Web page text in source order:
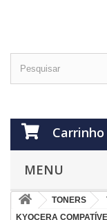
Carrinho
MENU
TONERS
KYOCERA